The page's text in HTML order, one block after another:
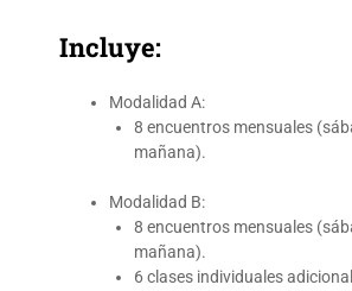
Incluye:
Modalidad A:
8 encuentros mensuales
mañana).
Modalidad B:
8 encuentros mensuales
mañana).
6 clases individuales